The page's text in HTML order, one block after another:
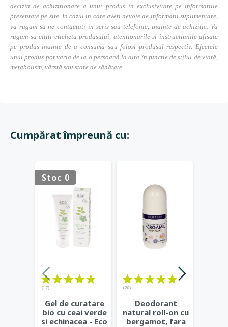
decizia de achizitionare a unui produs in exclusivitate pe informatiile
prezentate pe site. In cazul in care aveti nevoie de informatii suplimentare,
va rugam sa ne contactati in scris sau telefonic, inainte de achizitie. Va
rugam sa cititi eticheta produsului, atentionarile si instructiunile afisate
pe produs inainte de a consuma sau folosi produsul respectiv. Efectele
unui produs pot varia de la o persoană la alta în funcție de stilul de viață,
metabolism, vârstă sau stare de sănătate.
Cumpărat împreună cu:
Stoc 0
(17)
Gel de curatare
bio cu ceai verde
si echinacea - Eco
(20)
Deodorant
natural roll-on cu
bergamot, fara